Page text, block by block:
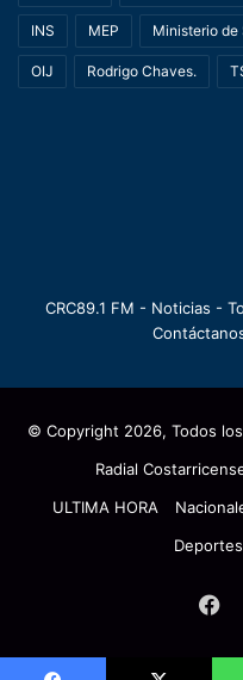
INS MEP Ministerio de
OIJ Rodrigo Chaves.
CRC89.1 FM - Noticias -
© Copyright 2026, Todos
Radial
ULTIMA HORA
Deportes